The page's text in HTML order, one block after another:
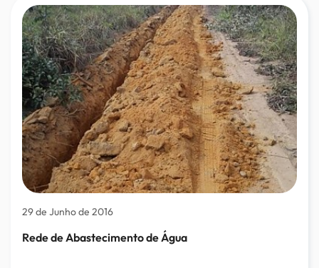
29 de Junho de 2016
Rede de Abastecimento de Água